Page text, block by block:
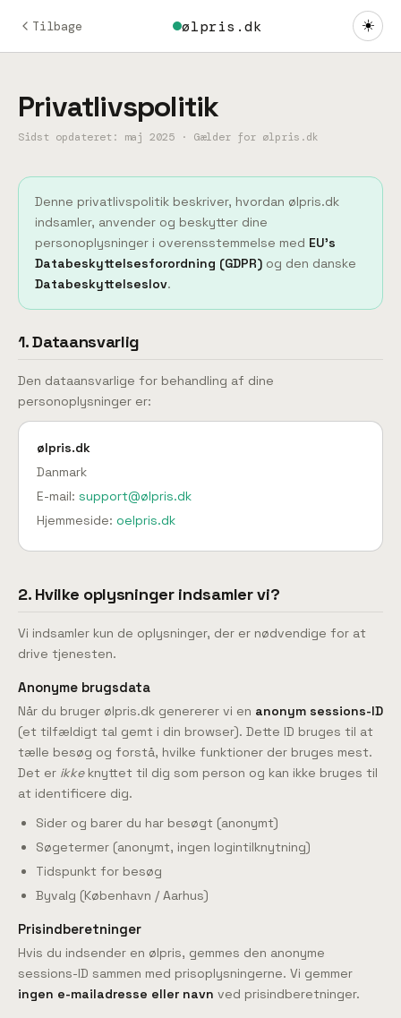
Tilbage ølpris.dk ☀️
Privatlivspolitik
Sidst opdateret: maj 2025 · Gælder for ølpris.dk
Denne privatlivspolitik beskriver, hvordan ølpris.dk
indsamler, anvender og beskytter dine
personoplysninger i overensstemmelse med EU's
Databeskyttelsesforordning (GDPR) og den danske
Databeskyttelseslov.
1. Dataansvarlig
Den dataansvarlige for behandling af dine
personoplysninger er:
ølpris.dk
Danmark
E-mail: support@ølpris.dk
Hjemmeside: oelpris.dk
2. Hvilke oplysninger indsamler vi?
Vi indsamler kun de oplysninger, der er nødvendige for at
drive tjenesten.
Anonyme brugsdata
Når du bruger ølpris.dk genererer vi en anonym sessions-ID
(et tilfældigt tal gemt i din browser). Dette ID bruges til at
tælle besøg og forstå, hvilke funktioner der bruges mest.
Det er ikkeknyttet til dig som person og kan ikke bruges til
at identificere dig.
Sider og barer du har besøgt (anonymt)
Søgetermer (anonymt, ingen logintilknytning)
Tidspunkt for besøg
Byvalg (København / Aarhus)
Prisindberetninger
Hvis du indsender en ølpris, gemmes den anonyme
sessions-ID sammen med prisoplysningerne. Vi gemmer
ingen e-mailadresse eller navn ved prisindberetninger.